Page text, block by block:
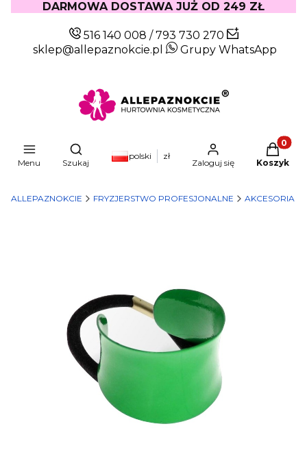
DARMOWA DOSTAWA JUŻ OD 249 ZŁ
516 140 008 /793 730 270
sklep@allepaznokcie.pl
Grupy WhatsApp
Menu
Otwórz wyszukiwarkę
Szukaj
polski zł
Zaloguj się Koszyk
ALLEPAZNOKCIE FRYZJERSTWO PROFESJONALNE AKCESORIA